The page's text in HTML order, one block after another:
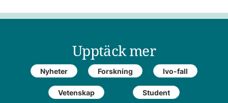
Upptäck mer
Nyheter Forskning Ivo-fall
Vetenskap Student